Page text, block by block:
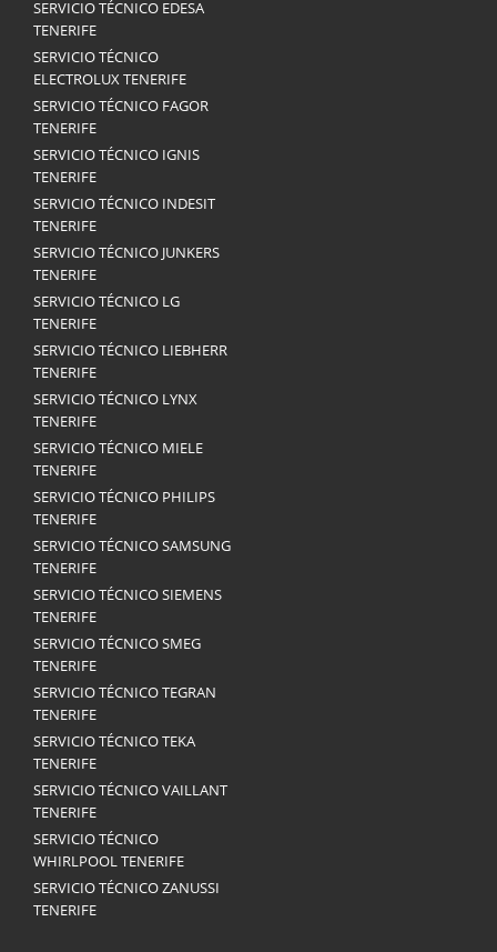
SERVICIO TÉCNICO EDESA
TENERIFE
SERVICIO TÉCNICO
ELECTROLUX TENERIFE
SERVICIO TÉCNICO FAGOR
TENERIFE
SERVICIO TÉCNICO IGNIS
TENERIFE
SERVICIO TÉCNICO INDESIT
TENERIFE
SERVICIO TÉCNICO JUNKERS
TENERIFE
SERVICIO TÉCNICO LG
TENERIFE
SERVICIO TÉCNICO LIEBHERR
TENERIFE
SERVICIO TÉCNICO LYNX
TENERIFE
SERVICIO TÉCNICO MIELE
TENERIFE
SERVICIO TÉCNICO PHILIPS
TENERIFE
SERVICIO TÉCNICO SAMSUNG
TENERIFE
SERVICIO TÉCNICO SIEMENS
TENERIFE
SERVICIO TÉCNICO SMEG
TENERIFE
SERVICIO TÉCNICO TEGRAN
TENERIFE
SERVICIO TÉCNICO TEKA
TENERIFE
SERVICIO TÉCNICO VAILLANT
TENERIFE
SERVICIO TÉCNICO
WHIRLPOOL TENERIFE
SERVICIO TÉCNICO ZANUSSI
TENERIFE